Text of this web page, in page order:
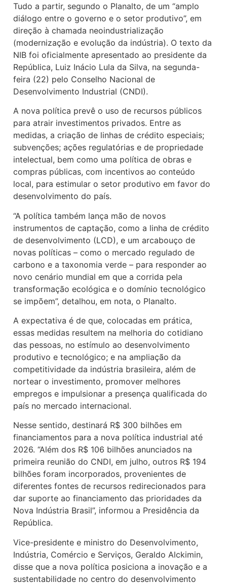
Tudo a partir, segundo o Planalto, de um “amplo
diálogo entre o governo e o setor produtivo”, em
direção à chamada neoindustrialização
(modernização e evolução da indústria). O texto da
NIB foi oficialmente apresentado ao presidente da
República, Luiz Inácio Lula da Silva, na segunda-
feira (22) pelo Conselho Nacional de
Desenvolvimento Industrial (CNDI).
A nova política prevê o uso de recursos públicos
para atrair investimentos privados. Entre as
medidas, a criação de linhas de crédito especiais;
subvenções; ações regulatórias e de propriedade
intelectual, bem como uma política de obras e
compras públicas, com incentivos ao conteúdo
local, para estimular o setor produtivo em favor do
desenvolvimento do país.
“A política também lança mão de novos
instrumentos de captação, como a linha de crédito
de desenvolvimento (LCD), e um arcabouço de
novas políticas – como o mercado regulado de
carbono e a taxonomia verde – para responder ao
novo cenário mundial em que a corrida pela
transformação ecológica e o domínio tecnológico
se impõem”, detalhou, em nota, o Planalto.
A expectativa é de que, colocadas em prática,
essas medidas resultem na melhoria do cotidiano
das pessoas, no estímulo ao desenvolvimento
produtivo e tecnológico; e na ampliação da
competitividade da indústria brasileira, além de
nortear o investimento, promover melhores
empregos e impulsionar a presença qualificada do
país no mercado internacional.
Nesse sentido, destinará R$ 300 bilhões em
financiamentos para a nova política industrial até
2026. “Além dos R$ 106 bilhões anunciados na
primeira reunião do CNDI, em julho, outros R$ 194
bilhões foram incorporados, provenientes de
diferentes fontes de recursos redirecionados para
dar suporte ao financiamento das prioridades da
Nova Indústria Brasil”, informou a Presidência da
República.
Vice-presidente e ministro do Desenvolvimento,
Indústria, Comércio e Serviços, Geraldo Alckimin,
disse que a nova política posiciona a inovação e a
sustentabilidade no centro do desenvolvimento